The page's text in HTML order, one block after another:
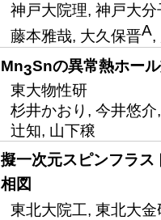
神戸大院理, 神戸大
藤本雅哉, 大久保晋A,
Mn3Snの異常熱ホー
東大物性研
杉井かおり, 今井悠
辻知, 山下穣
擬一次元スピンフラス
相図
東北大院工, 東北大金